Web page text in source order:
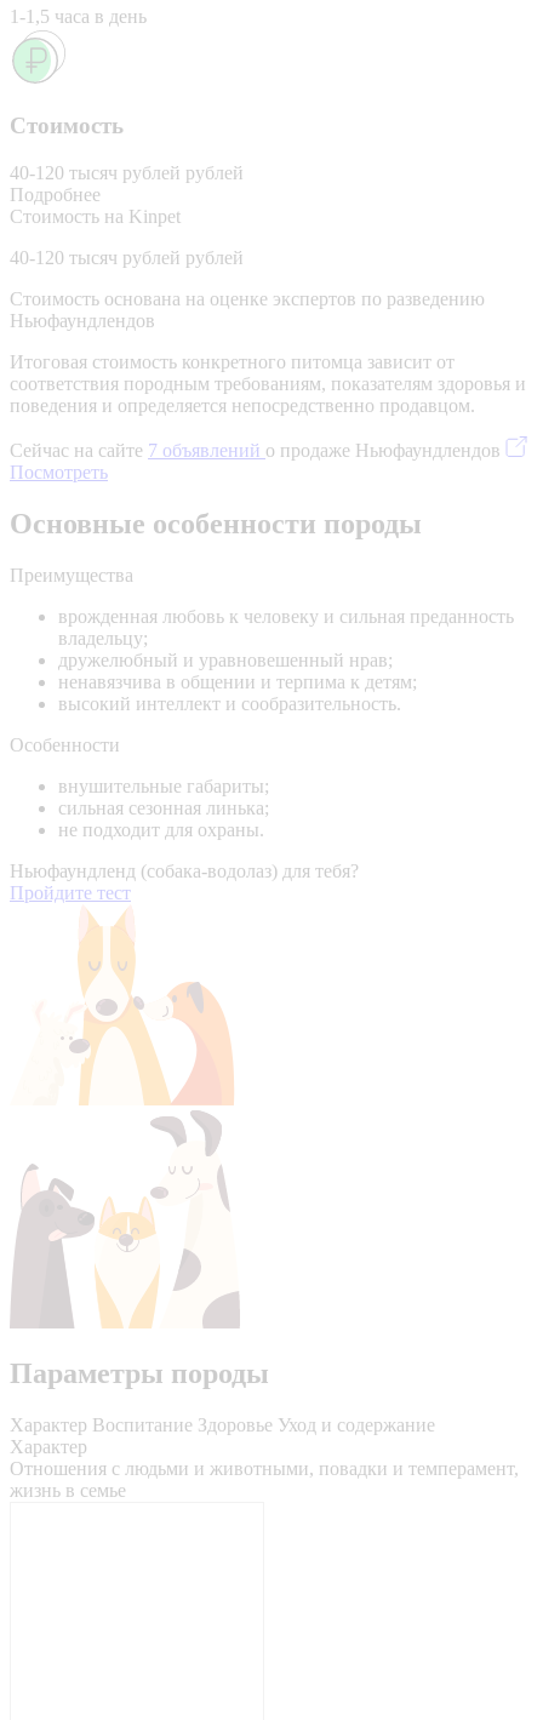
1-1,5 часа в день
Стоимость
40-120 тысяч рублей рублей
Подробнее
Стоимость на Kinpet
40-120 тысяч рублей рублей
Стоимость основана на оценке экспертов по разведению
Ньюфаундлендов
Итоговая стоимость конкретного питомца зависит от
соответствия породным требованиям, показателям здоровья и
поведения и определяется непосредственно продавцом.
Сейчас на сайте 7 объявлений о продаже Ньюфаундлендов
Посмотреть
Основные особенности породы
Преимущества
врожденная любовь к человеку и сильная преданность
владельцу;
дружелюбный и уравновешенный нрав;
ненавязчива в общении и терпима к детям;
высокий интеллект и сообразительность.
Особенности
внушительные габариты;
сильная сезонная линька;
не подходит для охраны.
Ньюфаундленд (собака-водолаз) для тебя?
Пройдите тест
Параметры породы
Характер Воспитание Здоровье Уход и содержание
Характер
Отношения с людьми и животными, повадки и темперамент,
жизнь в семье